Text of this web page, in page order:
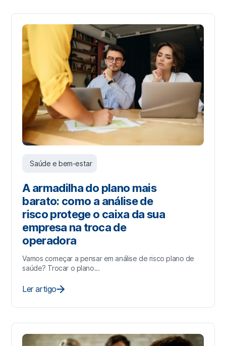
Saúde e bem-estar
A armadilha do plano mais
barato: como a análise de
risco protege o caixa da sua
empresa na troca de
operadora
Vamos começar a pensar em análise de risco plano de
saúde? Trocar o plano...
Ler artigo